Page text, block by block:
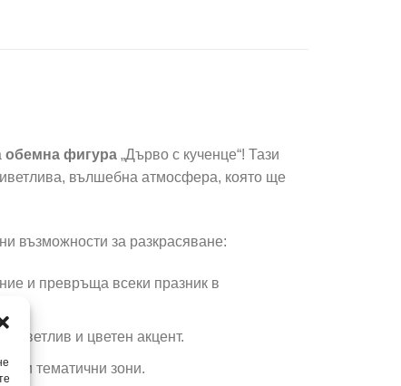
обемна фигура „Дърво с кученце“! Тази
вълшебна атмосфера, която ще
възможности за разкрасяване:
и превръща всеки празник в
и цветен акцент.
и тематични зони.